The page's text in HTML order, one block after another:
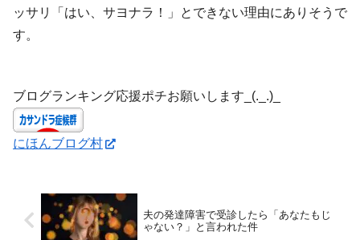
ッサリ「はい、サヨナラ！」とできない理由にありそうで
す。
ブログランキング応援ポチお願いします_(._.)_
にほんブログ村
夫の発達障害で受診したら「あなたもじ
ゃない？」と言われた件